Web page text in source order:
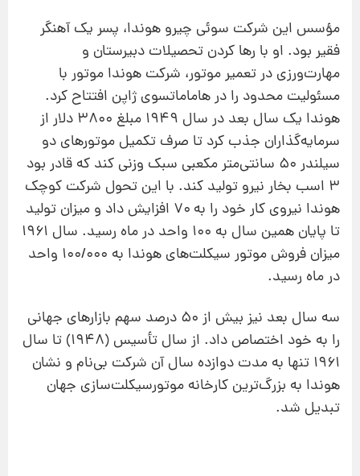
مؤسس این شرکت سوئی چیرو هوندا، پسر یک آهنگر
فقیر بود. او با رها کردن تحصیلات دبیرستان و
مهارت‌ورزی در تعمیر موتور، شرکت هوندا موتور با
مسئولیت محدود را در هاماماتسوی ژاپن افتتاح کرد.
هوندا یک‌ سال بعد در سال ۱۹۴۹ مبلغ ۳۸۰۰ دلار از
سرمایه‌گذاران جذب کرد تا صرف تکمیل موتورهای دو
سیلندر ۵۰ سانتی‌متر مکعبی سبک‌ وزنی کند که قادر بود
۳ اسب بخار نیرو تولید کند. با این تحول شرکت کوچک
هوندا نیروی کار خود را به ۷۰ افزایش داد و میزان تولید
تا پایان همین سال به ۱۰۰ واحد در ماه رسید. سال ۱۹۶۱
میزان فروش موتور سیکلت‌های هوندا به ۱۰۰/۰۰۰ واحد
در ماه رسید.
سه سال بعد نیز بیش از ۵۰ درصد سهم بازارهای جهانی
را به خود اختصاص داد. از سال تأسیس (۱۹۴۸) تا سال
۱۹۶۱ تنها به مدت دوازده سال آن شرکت بی‌نام و نشان
هوندا به بزرگ‌ترین کارخانه‌ موتورسیکلت‌سازی جهان
تبدیل شد.